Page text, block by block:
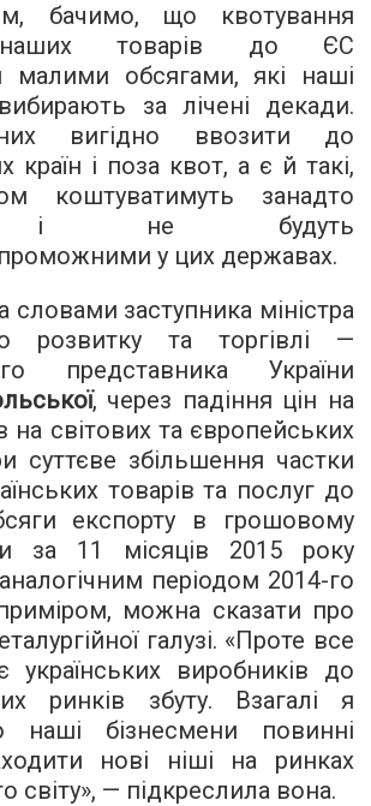
бачимо, що квотування
наших товарів до ЄС
малими обсягами, які наші
за лічені декади.
вигідно ввозити до
країн і поза квот, а є й такі,
коштуватимуть занадто
і не будуть
у цих державах.
словами заступника міністра
розвитку та торгівлі —
представника України
, через падіння цін на
на світових та європейських
суттєве збільшення частки
товарів та послуг до
експорту в грошовому
за 11 місяців 2015 року
періодом 2014-го
можна сказати про
галузі. «Проте все
українських виробників до
ринків збуту. Взагалі я
бізнесмени повинні
нові ніші на ринках
світу», — підкреслила вона.